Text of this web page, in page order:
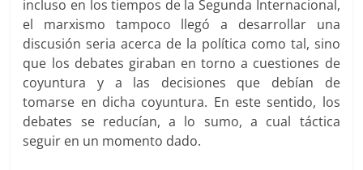
incluso en los tiempos de la Segunda Internacional,
el marxismo tampoco llegó a desarrollar una
discusión seria acerca de la política como tal, sino
que los debates giraban en torno a cuestiones de
coyuntura y a las decisiones que debían de
tomarse en dicha coyuntura. En este sentido, los
debates se reducían, a lo sumo, a cual táctica
seguir en un momento dado.